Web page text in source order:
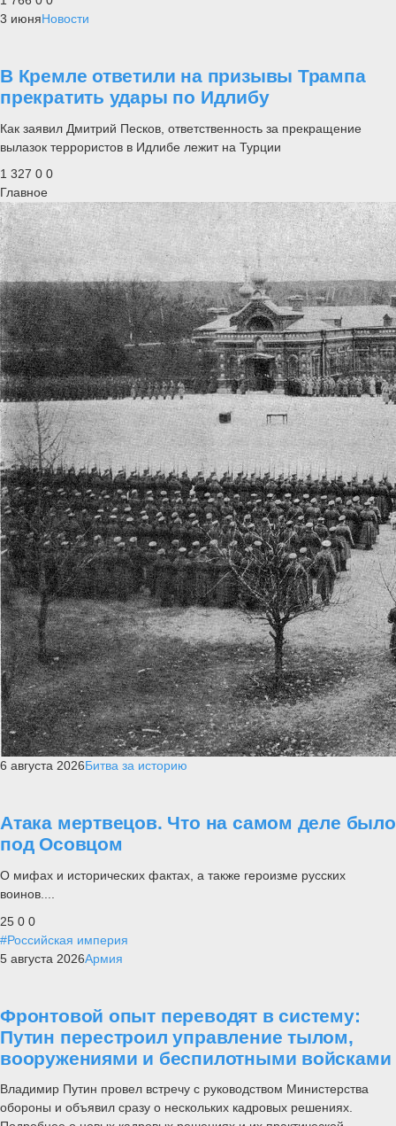
3 июняНовости
В Кремле ответили на призывы Трампа
прекратить удары по Идлибу
Как заявил Дмитрий Песков, ответственность за прекращение
вылазок террористов в Идлибе лежит на Турции
1 327 0 0
Главное
6 августа 2026Битва за историю
Атака мертвецов. Что на самом деле было
под Осовцом
О мифах и исторических фактах, а также героизме русских
воинов....
25 0 0
#Российская империя
5 августа 2026Армия
Фронтовой опыт переводят в систему:
Путин перестроил управление тылом,
вооружениями и беспилотными войсками
Владимир Путин провел встречу с руководством Министерства
обороны и объявил сразу о нескольких кадровых решениях.